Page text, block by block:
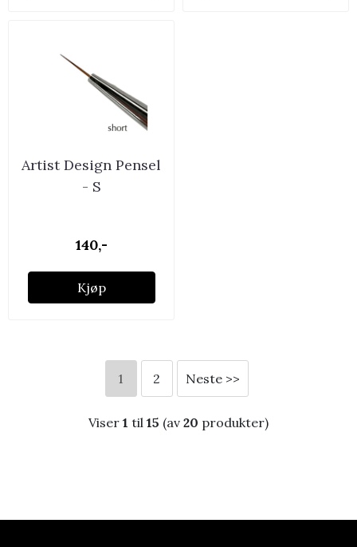
Artist Design Pensel
- S
140,-
Kjøp
1 2 Neste >>
Viser 1 til 15 (av 20 produkter)